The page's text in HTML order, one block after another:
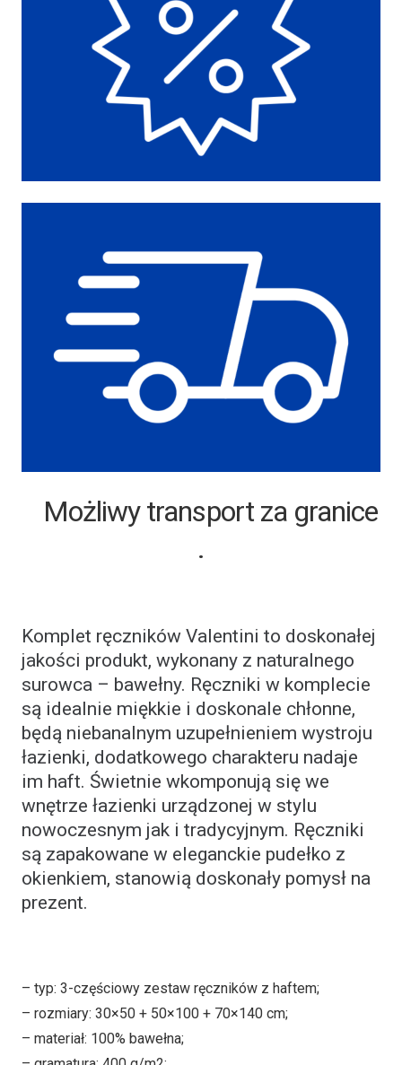
Możliwy transport za granice
.
Komplet ręczników Valentini to doskonałej
jakości produkt, wykonany z naturalnego
surowca – bawełny. Ręczniki w komplecie
są idealnie miękkie i doskonale chłonne,
będą niebanalnym uzupełnieniem wystroju
łazienki, dodatkowego charakteru nadaje
im haft. Świetnie wkomponują się we
wnętrze łazienki urządzonej w stylu
nowoczesnym jak i tradycyjnym. Ręczniki
są zapakowane w eleganckie pudełko z
okienkiem, stanowią doskonały pomysł na
prezent.
– typ: 3-częściowy zestaw ręczników z haftem;
– rozmiary: 30×50 + 50×100 + 70×140 cm;
– materiał: 100% bawełna;